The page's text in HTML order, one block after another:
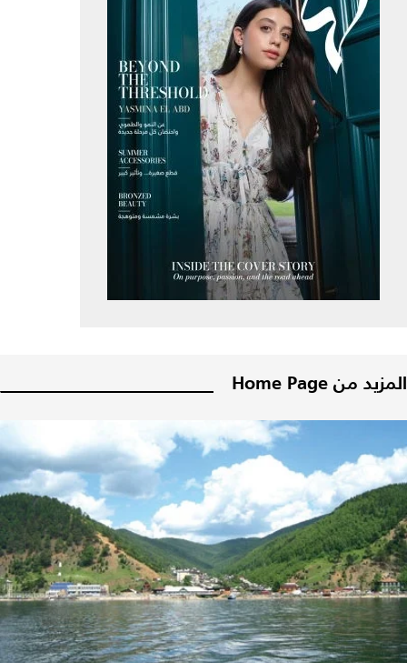
المزيد من Home Page